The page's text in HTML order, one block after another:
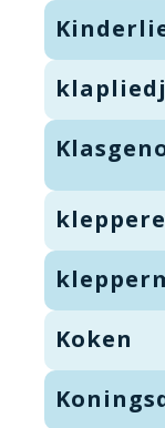
Koken